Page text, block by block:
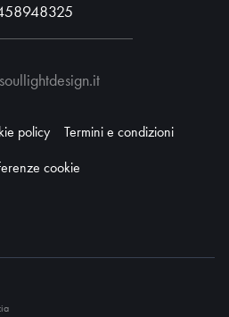
policy
Termini e condizioni
cookie